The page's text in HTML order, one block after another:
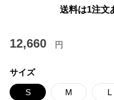
送料は1注文
12,660 円
サイズ
S M L